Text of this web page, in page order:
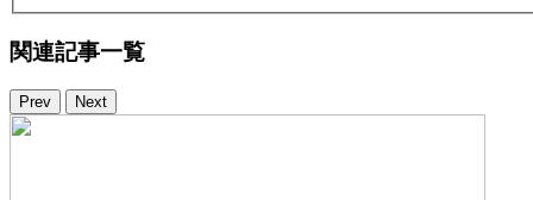
関連記事一覧
Prev Next